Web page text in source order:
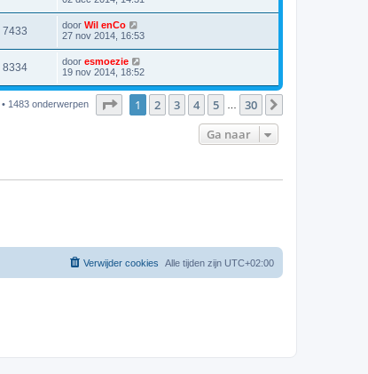
7433 door Wil enCo
27 nov 2014, 16:53
8334 door esmoezie
19 nov 2014, 18:52
• 1483 onderwerpen Pagina1 van 30
1 2 3 4 5 30
Ga naar
Alle tijden zijn UTC+02:00
Verwijder cookies